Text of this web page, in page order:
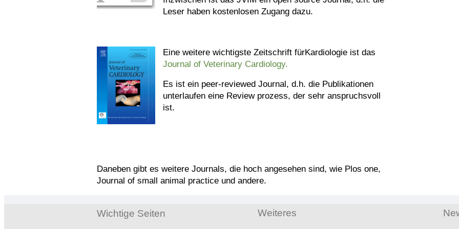
Leser haben kostenlosen Zugang dazu.
Eine weitere wichtigste Zeitschrift fürKardiologie ist das
Journal of Veterinary Cardiology.
Es ist ein peer-reviewed Journal, d.h. die Publikationen
unterlaufen eine Review prozess, der sehr anspruchsvoll
ist.
Daneben gibt es weitere Journals, die hoch angesehen sind, wie Plos one,
Journal of small animal practice und andere.
Wichtige Seiten Weiteres